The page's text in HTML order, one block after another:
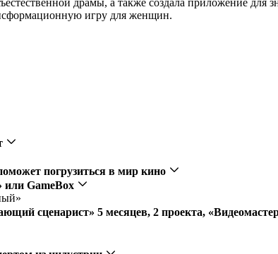
драмы, а также создала приложение для
игру для женщин.
погрузиться в мир кино
или GameBox
сценарист» 5 месяцев, 2 проекта,